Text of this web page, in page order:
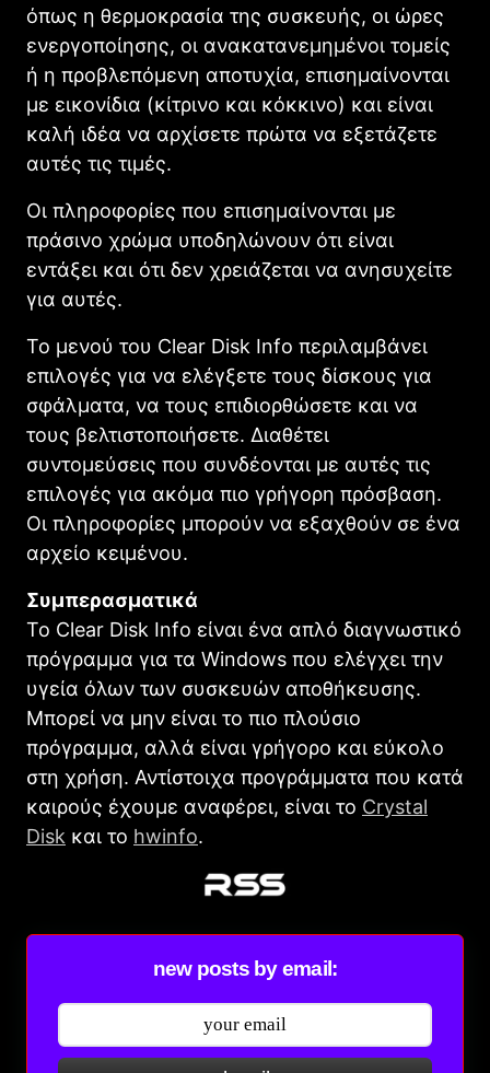
όπως η θερμοκρασία της συσκευής, οι ώρες
ενεργοποίησης, οι ανακατανεμημένοι τομείς
ή η προβλεπόμενη αποτυχία, επισημαίνονται
με εικονίδια (κίτρινο και κόκκινο) και είναι
καλή ιδέα να αρχίσετε πρώτα να εξετάζετε
αυτές τις τιμές.
Οι πληροφορίες που επισημαίνονται με
πράσινο χρώμα υποδηλώνουν ότι είναι
εντάξει και ότι δεν χρειάζεται να ανησυχείτε
για αυτές.
Το μενού του Clear Disk Info περιλαμβάνει
επιλογές για να ελέγξετε τους δίσκους για
σφάλματα, να τους επιδιορθώσετε και να
τους βελτιστοποιήσετε. Διαθέτει
συντομεύσεις που συνδέονται με αυτές τις
επιλογές για ακόμα πιο γρήγορη πρόσβαση.
Οι πληροφορίες μπορούν να εξαχθούν σε ένα
αρχείο κειμένου.
Συμπερασματικά
Το Clear Disk Info είναι ένα απλό διαγνωστικό
πρόγραμμα για τα Windows που ελέγχει την
υγεία όλων των συσκευών αποθήκευσης.
Μπορεί να μην είναι το πιο πλούσιο
πρόγραμμα, αλλά είναι γρήγορο και εύκολο
στη χρήση. Αντίστοιχα προγράμματα που κατά
καιρούς έχουμε αναφέρει, είναι το Crystal
Disk και το hwinfo.
new posts by email: